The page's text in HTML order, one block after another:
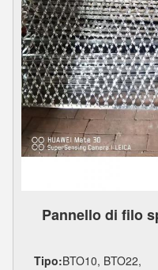
Pannello di filo
Tipo:BTO10, BTO22,